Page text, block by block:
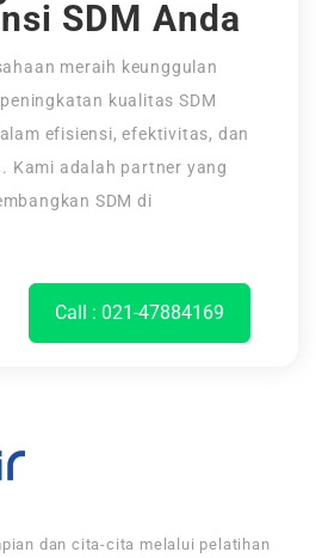
SDM Anda
meraih keunggulan
kualitas SDM
efisiensi, efektivitas, dan
Kami adalah partner yang
SDM di
Call : 021-47884169
dan cita-cita melalui pelatihan